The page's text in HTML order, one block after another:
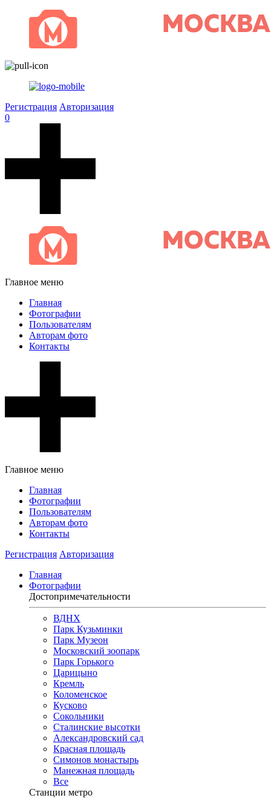
Регистрация Авторизация
0
Главное меню
Главная
Фотографии
Пользователям
Авторам фото
Контакты
Главное меню
Главная
Фотографии
Пользователям
Авторам фото
Контакты
Регистрация Авторизация
Главная
Фотографии
Достопримечательности
ВДНХ
Парк Кузьминки
Парк Музеон
Московский зоопарк
Парк Горького
Царицыно
Кремль
Коломенское
Кусково
Сокольники
Сталинские высотки
Александровский сад
Красная площадь
Симонов монастырь
Манежная площадь
Все
Станции метро